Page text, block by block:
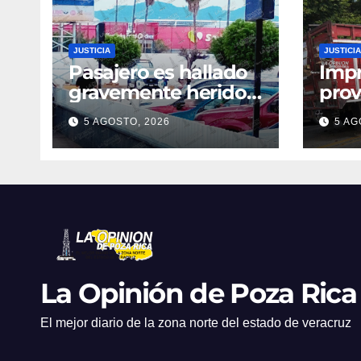
JUSTICIA
Pasajero es hallado
gravemente herido
dentro de un baño
5 AGOSTO, 2026
JUSTICIA
5
La Opinión de Poza Rica
El mejor diario de la zona norte del estado de veracruz